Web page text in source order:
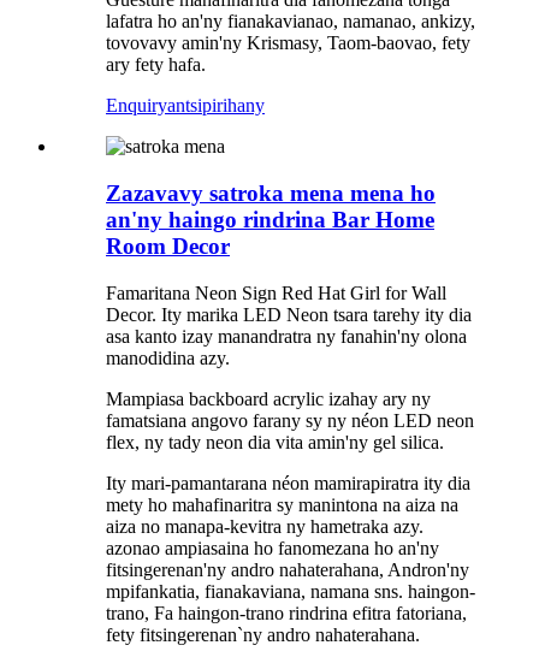
lafatra ho an'ny fianakavianao, namanao, ankizy,
tovovavy amin'ny Krismasy, Taom-baovao, fety
ary fety hafa.
Enquiryantsipirihany
Zazavavy satroka mena mena ho
an'ny haingo rindrina Bar Home
Room Decor
Famaritana Neon Sign Red Hat Girl for Wall
Decor. Ity marika LED Neon tsara tarehy ity dia
asa kanto izay manandratra ny fanahin'ny olona
manodidina azy.
Mampiasa backboard acrylic izahay ary ny
famatsiana angovo farany sy ny néon LED neon
flex, ny tady neon dia vita amin'ny gel silica.
Ity mari-pamantarana néon mamirapiratra ity dia
mety ho mahafinaritra sy manintona na aiza na
aiza no manapa-kevitra ny hametraka azy.
azonao ampiasaina ho fanomezana ho an'ny
fitsingerenan'ny andro nahaterahana, Andron'ny
mpifankatia, fianakaviana, namana sns. haingon-
trano, Fa haingon-trano rindrina efitra fatoriana,
fety fitsingerenan`ny andro nahaterahana.